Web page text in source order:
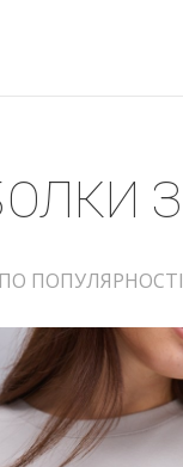
ПО ПОПУЛЯРНОСТІ